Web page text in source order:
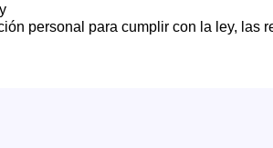
personal para cumplir con la ley, las